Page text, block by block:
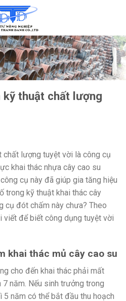
thuật chất lượng
lượng tuyệt vời là công cụ
khai thác nhựa cây cao su
cụ này đã giúp gia tăng hiệu
trong kỹ thuật khai thác cây
cụ đót chấm này chưa? Theo
viết để biết công dụng tuyệt vời
khai thác mủ cây cao su
cho đến khai thác phải mất
năm. Nếu sinh trưởng trong
năm có thể bắt đầu thu hoạch